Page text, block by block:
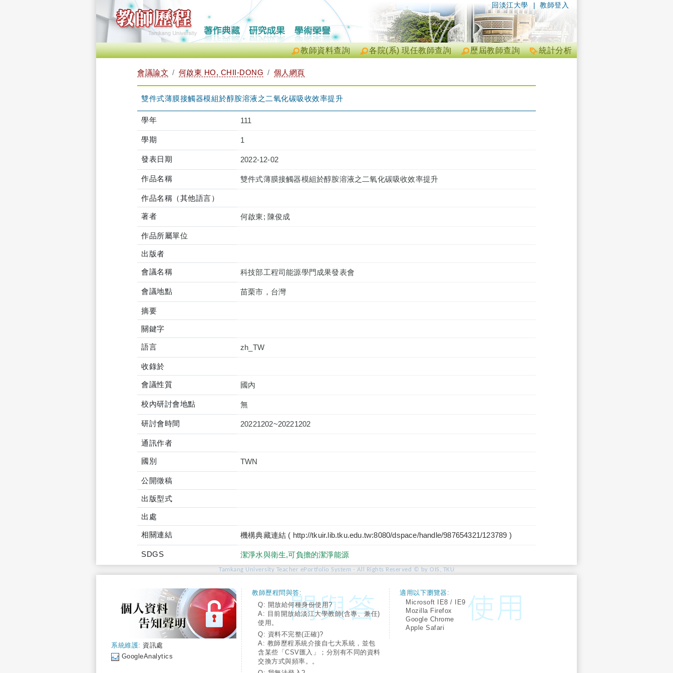
| 教師登入
回淡江大學
統計分析
歷屆教師查詢
各院(系) 現任教師查詢
教師資料查詢
會議論文 何啟東 HO, CHII-DONG 個人網頁
雙件式薄膜接觸器模組於醇胺溶液之二氧化碳吸收效率提升
學年 111
學期 1
發表日期 2022-12-02
作品名稱 雙件式薄膜接觸器模組於醇胺溶液之二氧化碳吸收效率提升
作品名稱（其他語言）
著者 何啟東; 陳俊成
作品所屬單位
出版者
會議名稱 科技部工程司能源學門成果發表會
會議地點 苗栗市，台灣
摘要
關鍵字
語言 zh_TW
收錄於
會議性質 國內
校內研討會地點 無
研討會時間 20221202~20221202
通訊作者
國別 TWN
公開徵稿
出版型式
出處
相關連結 機構典藏連結 ( http://tkuir.lib.tku.edu.tw:8080/dspace/handle/987654321/123789 )
SDGS 潔淨水與衛生,可負擔的潔淨能源
Tamkang University Teacher ePortfolio System - All Rights Reserved © by OIS, TKU
系統維護: 資訊處
GoogleAnalytics
教師歷程問與答:
Q: 開放給何種身份使用?
A: 目前開放給淡江大學教師(含專、兼任)
使用。
Q: 資料不完整(正確)?
A: 教師歷程系統介接自七大系統，並包
含某些「CSV匯入」；分別有不同的資料
交換方式與頻率。。
適用以下瀏覽器:
Microsoft IE8 / IE9
Mozilla Firefox
Google Chrome
Apple Safari